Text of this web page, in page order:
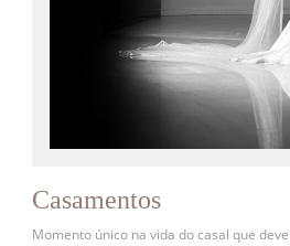
Casamentos
Momento único na vida do casal que